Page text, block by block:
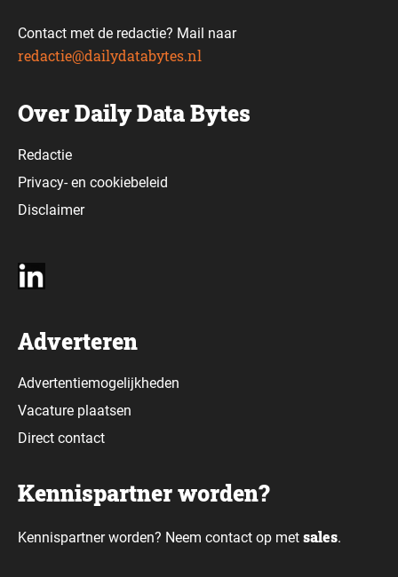
Contact met de redactie? Mail naar
redactie@dailydatabytes.nl
Over Daily Data Bytes
Redactie
Privacy-en cookiebeleid
Disclaimer
Adverteren
Advertentiemogelijkheden
Vacature plaatsen
Direct contact
Kennispartner worden?
Kennispartner worden? Neem contact op met sales.